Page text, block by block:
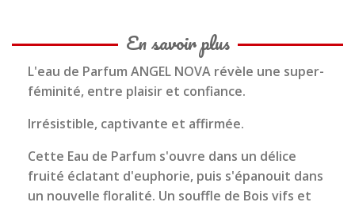
En savoir plus
L'eau de Parfum ANGEL NOVA révèle une super-
féminité, entre plaisir et confiance.
Irrésistible, captivante et affirmée.
Cette Eau de Parfum s'ouvre dans un délice
fruité éclatant d'euphorie, puis s'épanouit dans
un nouvelle floralité. Un souffle de Bois vifs et